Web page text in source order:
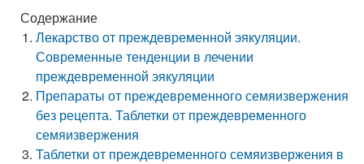
Содержание
Лекарство от преждевременной эякуляции.
Современные тенденции в лечении
преждевременной эякуляции
Препараты от преждевременного семяизвержения
без рецепта. Таблетки от преждевременного
семяизвержения
Таблетки от преждевременного семяизвержения в